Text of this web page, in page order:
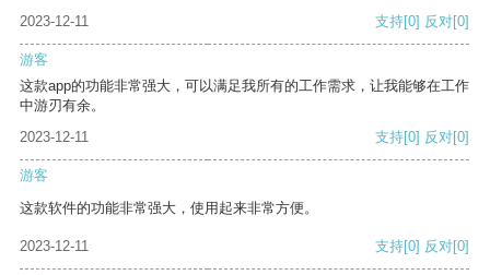
2023-12-11
支持[0] 反对[0]
游客
这款app的功能非常强大，可以满足我所有的工作需求，让我能够在工作
中游刃有余。
2023-12-11
支持[0] 反对[0]
游客
这款软件的功能非常强大，使用起来非常方便。
2023-12-11 支持[0] 反对[0]